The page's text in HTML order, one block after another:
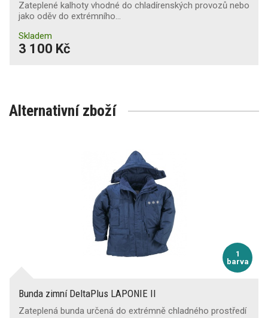
Zateplené kalhoty vhodné do chladírenských provozů nebo
jako oděv do extrémního…
Skladem
3 100 Kč
Alternativní zboží
1
barva
Bunda zimní DeltaPlus LAPONIE II
Zateplená bunda určená do extrémně chladného prostředí